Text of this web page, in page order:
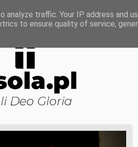
DUCHOWA
traffic. Your IP address and
to ensure quality of service,